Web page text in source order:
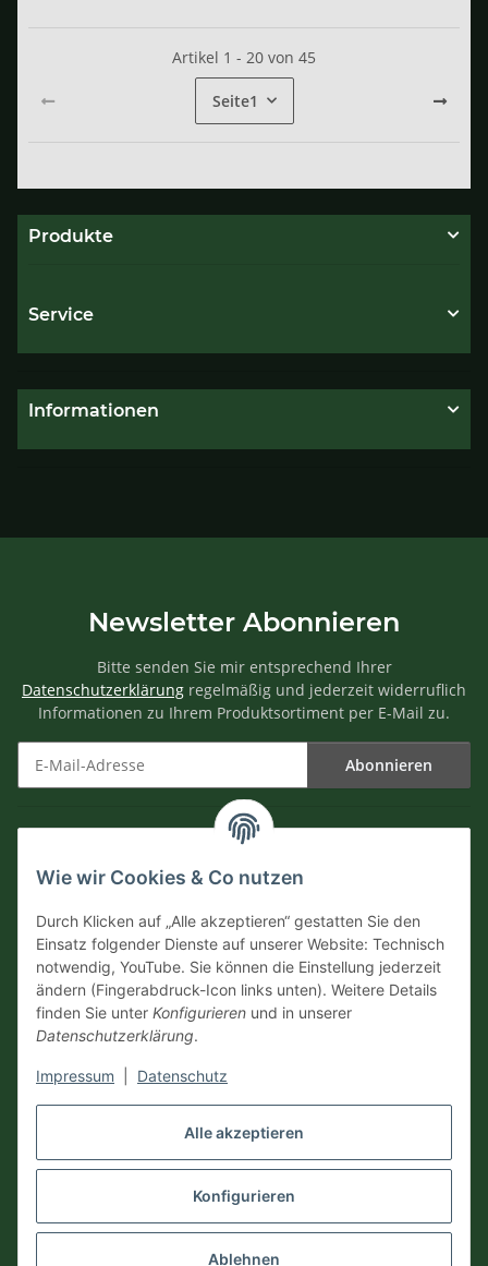
Alle akzeptieren
Konfigurieren
Ablehnen
Wie wir Cookies & Co nutzen
Durch Klicken auf „Alle akzeptieren“ gestatten Sie den
Einsatz folgender Dienste auf unserer Website: Technisch
notwendig, YouTube. Sie können die Einstellung jederzeit
ändern (Fingerabdruck-Icon links unten). Weitere Details
finden Sie unter Konfigurieren und in unserer
Datenschutzerklärung.
Impressum Datenschutz
Artikel 1 - 20 von 45
Seite1
Produkte
Service
Informationen
Newsletter Abonnieren
Bitte senden Sie mir entsprechend Ihrer
Datenschutzerklärung regelmäßig und jederzeit widerruflich
Informationen zu Ihrem Produktsortiment per E-Mail zu.
Abonnieren
Zahlungsarten
Vertrag widerrufen
* Alle Preise inkl. gesetzlicher USt., zzgl.Versand